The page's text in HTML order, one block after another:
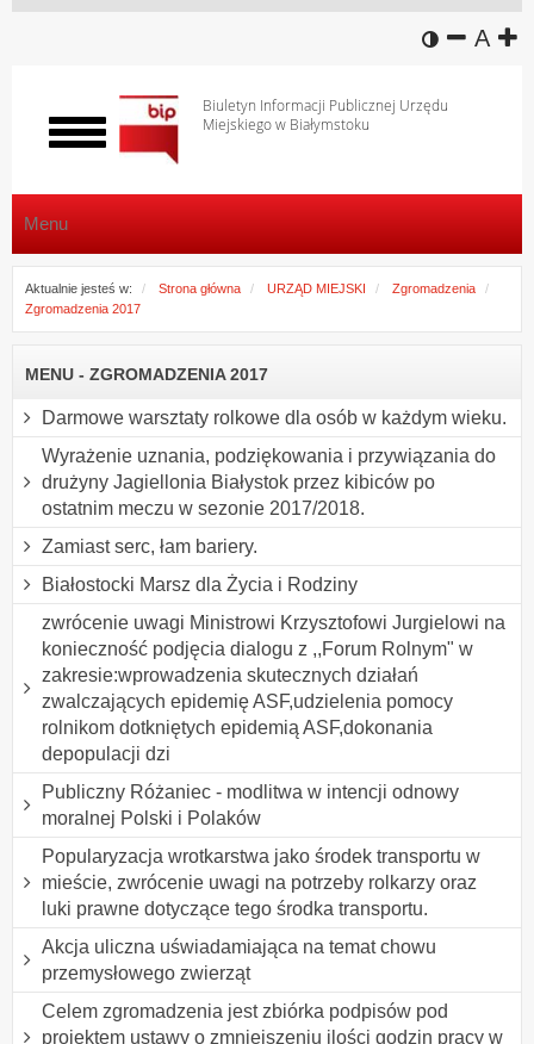
wersja
A
Biuletyn Informacji Publicznej Urzędu
Miejskiego w Białymstoku
Włącz
menu
Menu
Aktualnie jesteś w: Strona główna URZĄD MIEJSKI
Zgromadzenia
Zgromadzenia 2017
MENU - ZGROMADZENIA 2017
Darmowe warsztaty rolkowe dla osób w każdym wieku.
Wyrażenie uznania, podziękowania i przywiązania do
drużyny Jagiellonia Białystok przez kibiców po
ostatnim meczu w sezonie 2017/2018.
Zamiast serc, łam bariery.
Białostocki Marsz dla Życia i Rodziny
zwrócenie uwagi Ministrowi Krzysztofowi Jurgielowi na
konieczność podjęcia dialogu z ,,Forum Rolnym" w
zakresie:wprowadzenia skutecznych działań
zwalczających epidemię ASF,udzielenia pomocy
rolnikom dotkniętych epidemią ASF,dokonania
depopulacji dzi
Publiczny Różaniec - modlitwa w intencji odnowy
moralnej Polski i Polaków
Popularyzacja wrotkarstwa jako środek transportu w
mieście, zwrócenie uwagi na potrzeby rolkarzy oraz
luki prawne dotyczące tego środka transportu.
Akcja uliczna uświadamiająca na temat chowu
przemysłowego zwierząt
Celem zgromadzenia jest zbiórka podpisów pod
projektem ustawy o zmniejszeniu ilości godzin pracy w